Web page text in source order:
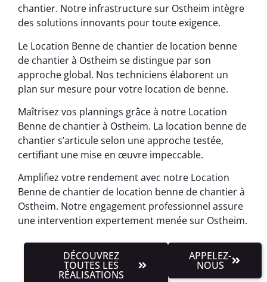
chantier. Notre infrastructure sur Ostheim intègre
des solutions innovants pour toute exigence.
Le Location Benne de chantier de location benne
de chantier à Ostheim se distingue par son
approche global. Nos techniciens élaborent un
plan sur mesure pour votre location de benne.
Maîtrisez vos plannings grâce à notre Location
Benne de chantier à Ostheim. La location benne de
chantier s’articule selon une approche testée,
certifiant une mise en œuvre impeccable.
Amplifiez votre rendement avec notre Location
Benne de chantier de location benne de chantier à
Ostheim. Notre engagement professionnel assure
une intervention expertement menée sur Ostheim.
DÉCOUVREZ
TOUTES LES
RÉALISATIONS
APPELEZ-
NOUS